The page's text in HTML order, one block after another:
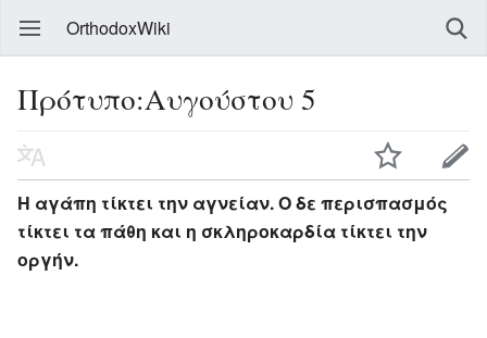
OrthodoxWiki
Πρότυπο:Αυγούστου 5
Η αγάπη τίκτει την αγνείαν. Ο δε περισπασμός
τίκτει τα πάθη και η σκληροκαρδία τίκτει την
οργήν.